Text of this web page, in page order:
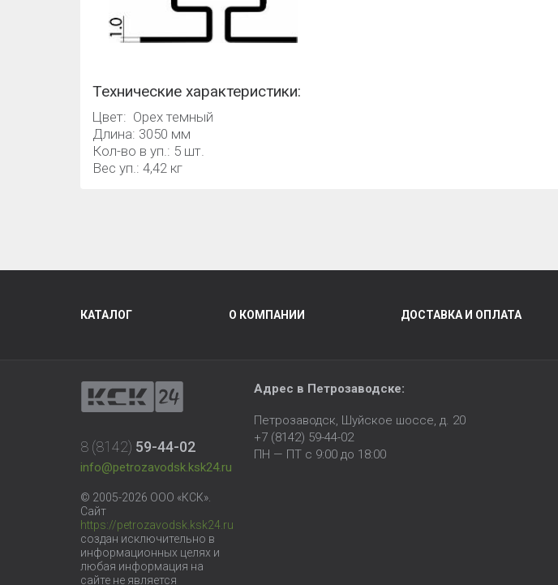
Технические характеристики:
Цвет: Орех темный
Длина: 3050 мм
Кол-во в уп.: 5 шт.
Вес уп.: 4,42 кг
КАТАЛОГ О КОМПАНИИ ДОСТАВКА И ОПЛАТА
8 (8142) 59-44-02
info@petrozavodsk.ksk24.ru
© 2005-2026 ООО «КСК».
Сайт
https://petrozavodsk.ksk24.ru
создан исключительно в
информационных целях и
любая информация на
сайте не является
Адрес в Петрозаводске:
Петрозаводск, Шуйское шоссе, д. 20
+7 (8142) 59-44-02
ПН — ПТ с 9:00 до 18:00